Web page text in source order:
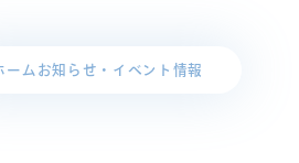
ーム お知らせ・イベント情報